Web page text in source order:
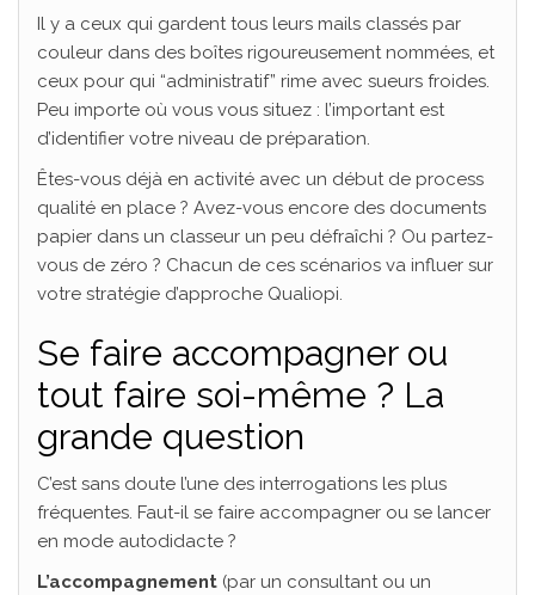
Il y a ceux qui gardent tous leurs mails classés par
couleur dans des boîtes rigoureusement nommées, et
ceux pour qui “administratif” rime avec sueurs froides.
Peu importe où vous vous situez : l’important est
d’identifier votre niveau de préparation.
Êtes-vous déjà en activité avec un début de process
qualité en place ? Avez-vous encore des documents
papier dans un classeur un peu défraîchi ? Ou partez-
vous de zéro ? Chacun de ces scénarios va influer sur
votre stratégie d’approche Qualiopi.
Se faire accompagner ou
tout faire soi-même ? La
grande question
C’est sans doute l’une des interrogations les plus
fréquentes. Faut-il se faire accompagner ou se lancer
en mode autodidacte ?
L’accompagnement (par un consultant ou un